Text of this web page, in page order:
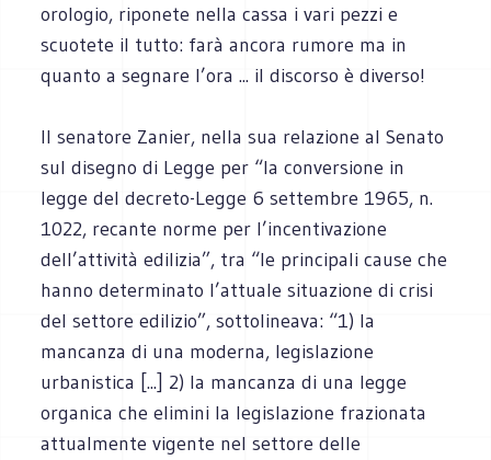
orologio, riponete nella cassa i vari pezzi e
scuotete il tutto: farà ancora rumore ma in
quanto a segnare l’ora ... il discorso è diverso!
Il senatore Zanier, nella sua relazione al Senato
sul disegno di Legge per “la conversione in
legge del decreto-Legge 6 settembre 1965, n.
1022, recante norme per l’incentivazione
dell’attività edilizia”, tra “le principali cause che
hanno determinato l’attuale situazione di crisi
del settore edilizio”, sottolineava: “1) la
mancanza di una moderna, legislazione
urbanistica [...] 2) la mancanza di una legge
organica che elimini la legislazione frazionata
attualmente vigente nel settore delle